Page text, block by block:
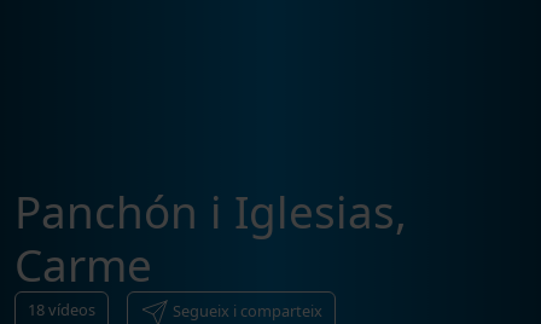
Panchón i Iglesias,
Carme
18vídeos Segueix i comparteix